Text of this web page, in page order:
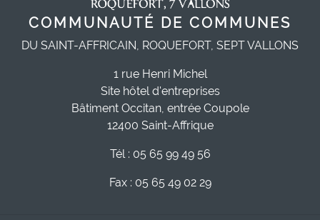
COMMUNAUTÉ DE COMMUNES
DU SAINT-AFFRICAIN, ROQUEFORT, SEPT VALLONS
1 rue Henri Michel
Site hôtel d'entreprises
Bâtiment Occitan, entrée Coupole
12400 Saint-Affrique
Tél : 05 65 99 49 56
Fax : 05 65 49 02 29